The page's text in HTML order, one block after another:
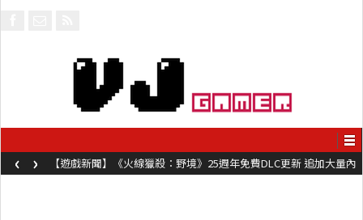
【遊戲新聞】《火線獵殺：野境》25週年免費DLC更新 追加大量內
容同時系舊作限時超平價折扣
‹ ›